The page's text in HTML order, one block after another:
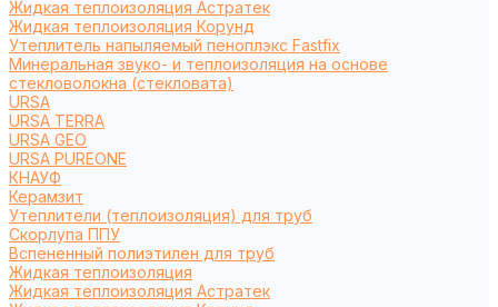
Жидкая теплоизоляция Астратек
Жидкая теплоизоляция Корунд
Утеплитель напыляемый пеноплэкс Fastfix
Минеральная звуко- и теплоизоляция на основе
стекловолокна (стекловата)
URSA
URSA TERRA
URSA GEO
URSA PUREONE
КНАУФ
Керамзит
Утеплители (теплоизоляция) для труб
Cкорлупа ППУ
Вспененный полиэтилен для труб
Жидкая теплоизоляция
Жидкая теплоизоляция Астратек